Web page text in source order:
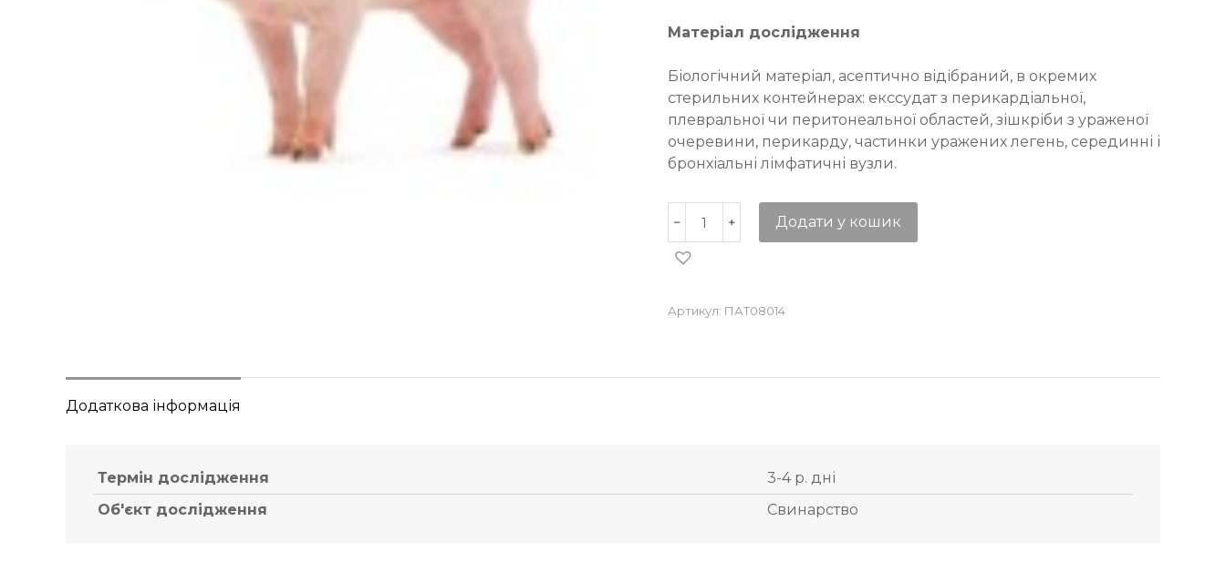
Матеріал дослідження
Біологічний матеріал, асептично відібраний, в окремих
стерильних контейнерах: екссудат з перикардіальної,
плевральної чи перитонеальної областей, зішкріби з ураженої
очеревини, перикарду, частинки уражених легень, серединні і
бронхіальні лімфатичні вузли.
Додати у кошик
Артикул: ПАТ08014
Додаткова інформація
Термін дослідження
3-4 р. дні
Об'єкт дослідження
Свинарство